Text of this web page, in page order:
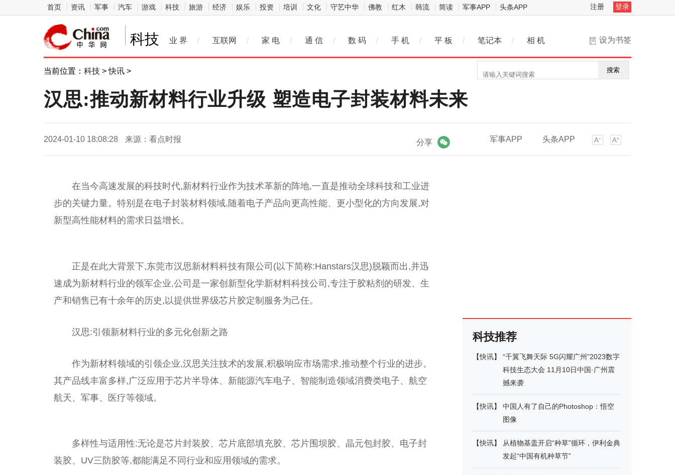
首页 资讯 军事 汽车 游戏 科技 旅游 经济 娱乐 投资 培训 文化 守艺中华 佛教 红木 韩流 简读 军事APP 头条APP 注册 登录
科技 设为书签
业 界 / 互联网 / 家 电 / 通 信 / 数 码 / 手 机 / 平 板 / 笔记本 / 相 机
当前位置： 科技 >快讯 > 搜索
汉思:推动新材料行业升级 塑造电子封装材料未来
2024-01-10 18:08:28 来源：看点时报 军事APP 头条APP
分享
在当今高速发展的科技时代,新材料行业作为技术革新的阵地,一直是推动全球科技和工业进
步的关键力量。特别是在电子封装材料领域,随着电子产品向更高性能、更小型化的方向发展,对
新型高性能材料的需求日益增长。
正是在此大背景下,东莞市汉思新材料科技有限公司(以下简称:Hanstars汉思)脱颖而出,并迅
速成为新材料行业的领军企业,公司是一家创新型化学新材料科技公司,专注于胶粘剂的研发、生
产和销售已有十余年的历史,以提供世界级芯片胶定制服务为己任。
汉思:引领新材料行业的多元化创新之路
作为新材料领域的引领企业,汉思关注技术的发展,积极响应市场需求,推动整个行业的进步。
其产品线丰富多样,广泛应用于芯片半导体、新能源汽车电子、智能制造领域消费类电子、航空
航天、军事、医疗等领域。
多样性与适用性:无论是芯片封装胶、芯片底部填充胶、芯片围坝胶、晶元包封胶、电子封
装胶、UV三防胶等,都能满足不同行业和应用领域的需求。
科技推荐
【快讯】
“千翼飞舞天际 5G闪耀广州”2023数字
科技生态大会 11月10日中国·广州震
撼来袭
【快讯】
中国人有了自己的Photoshop：悟空
图像
【快讯】
从植物基盖开启“种草”循环，伊利金典
发起“中国有机种草节”